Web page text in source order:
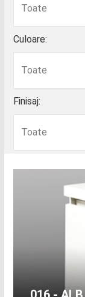
Culoare:
Finisaj: